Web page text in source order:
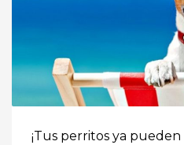
¡Tus perritos ya